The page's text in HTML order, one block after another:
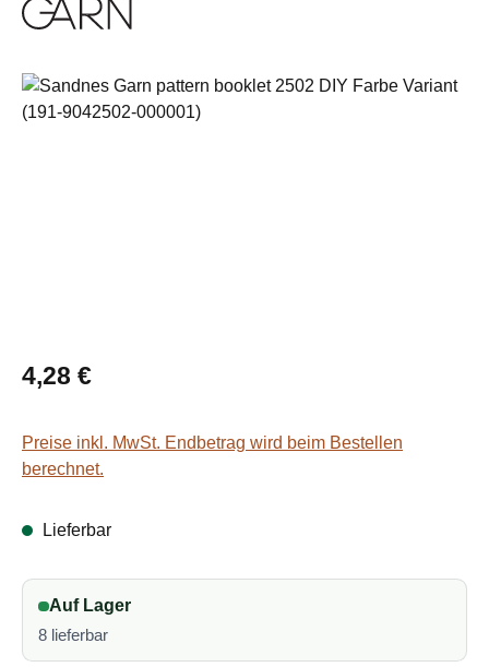
Bildergalerie überspringen
Regulärer Preis:
4,28 €
Preise inkl. MwSt. Endbetrag wird beim Bestellen
berechnet.
Lieferbar
Auf Lager
8 lieferbar